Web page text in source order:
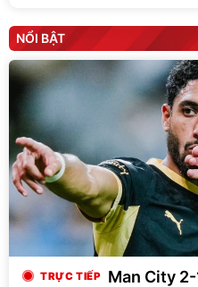
NỔI BẬT
Man City